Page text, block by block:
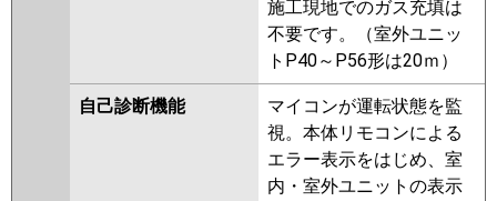
施工現地でのガス充填は
不要です。（室外ユニッ
トP40～P56形は20ｍ）
自己診断機能
マイコンが運転状態を監
視。本体リモコンによる
エラー表示をはじめ、室
内・室外ユニットの表示